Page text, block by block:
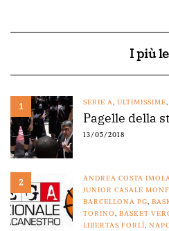
I più
1 SERIE A, ULTIMISSIME,
Pagelle della
13/05/2018
2 ANDREA COSTA
JUNIOR CASALE
BARCELLONA PG,
TORINO, BASKET
LIBERTAS FORLÌ,